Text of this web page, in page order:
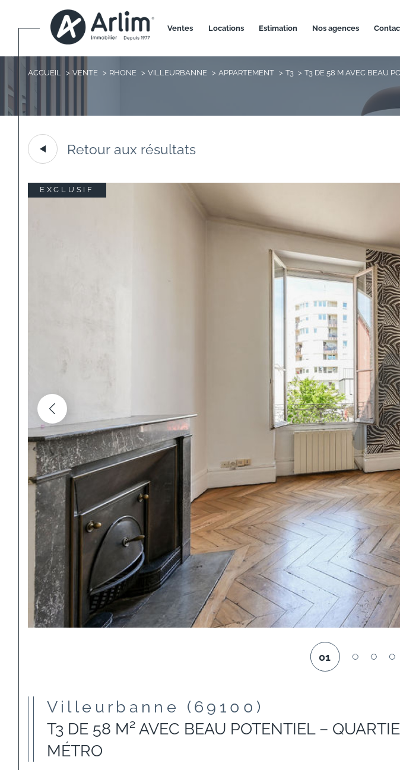
ventes locations estimation nos agences
ACCUEIL VENTE RHONE VILLEURBANNE APPARTEMENT T3 T3 DE 58 M AVEC BEAU
Retour aux résultats
EXCLUSIF
01
Villeurbanne (69100)
T3 DE 58 M² AVEC BEAU POTENTIEL –
MÉTRO